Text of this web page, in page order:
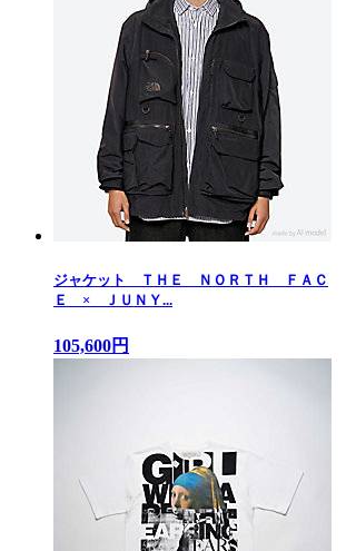
ジャケット ＴＨＥ ＮＯＲＴＨ ＦＡＣ
Ｅ × ＪＵＮＹ...
105,600円